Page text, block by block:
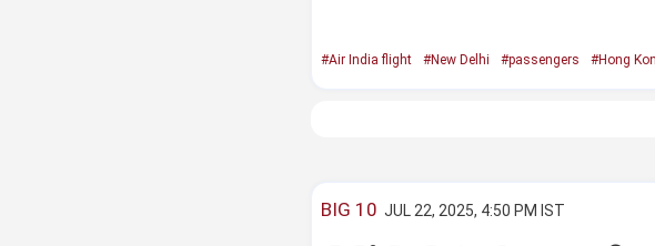
#Air India flight #New Delhi #passengers #Hong
BIG 10 JUL 22, 2025, 4:50 PM IST